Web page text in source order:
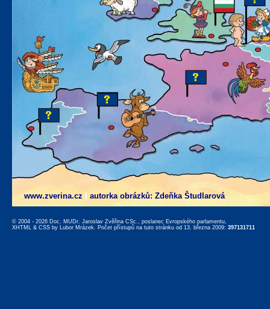
www.zverina.cz autorka obrázků: Zdeňka Študlarová
© 2004 - 2026 Doc. MUDr. Jaroslav Zvěřina CSc., poslanec Evropského parlamentu,
XHTML & CSS by Lubor Mrázek. Počet přístupů na tuto stránku od 13. března 2009: 397131711